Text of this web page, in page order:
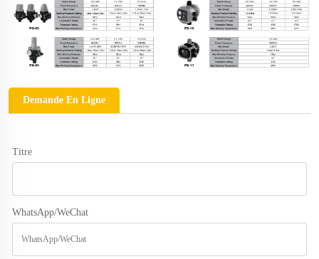
Demande En Ligne
Titre
WhatsApp/WeChat